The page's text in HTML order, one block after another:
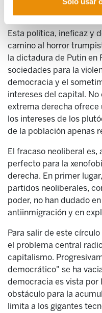
sofocar la protesta
Esta política, ineficaz y
camino al horror
la dictadura de Putin en
sociedades para la
democracia y el
intereses del capital. No
extrema derecha ofrece
los intereses de los
de la población apenas
El fracaso neoliberal es,
perfecto para la
derecha. En primer
partidos neoliberales,
poder, no han dudado
antiinmigración y en
Para salir de este
el problema central
capitalismo.
democrático" se ha
democracia es vista por
obstáculo para la
limita a los gigantes